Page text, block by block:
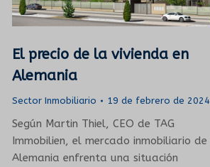
El precio de la vivienda en
Alemania
Sector Inmobiliario 19 de febrero de 2024
Según Martin Thiel, CEO de TAG
Immobilien, el mercado inmobiliario de
Alemania enfrenta una situación